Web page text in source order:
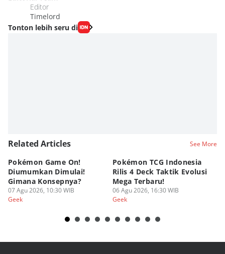
Editor
Timelord
Tonton lebih seru di
Related Articles See More
Pokémon Game On!
Diumumkan Dimulai!
Gimana Konsepnya?
07 Agu 2026, 10:30 WIB
Geek
Pokémon TCG Indonesia
Rilis 4 Deck Taktik Evolusi
Mega Terbaru!
06 Agu 2026, 16:30 WIB
Geek